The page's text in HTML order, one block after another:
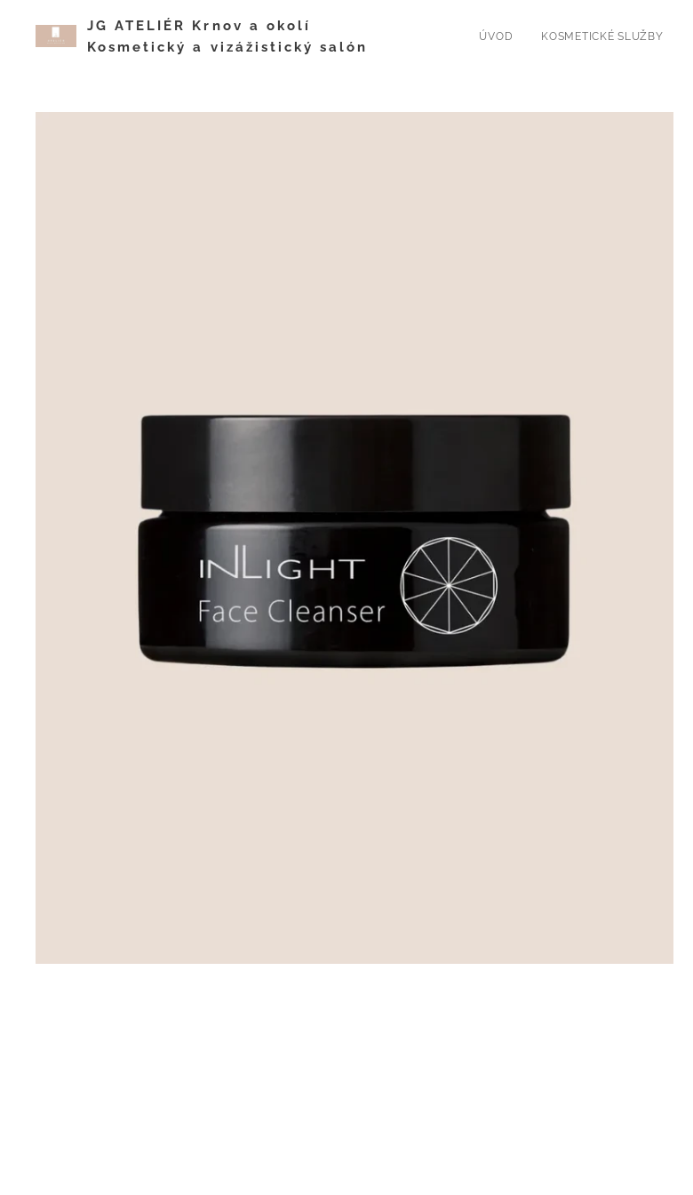
JG ATELIÉR Krnov a okolí
Kosmetický a vizážistický salón
ÚVOD KOSMETICKÉ SLUŽBY